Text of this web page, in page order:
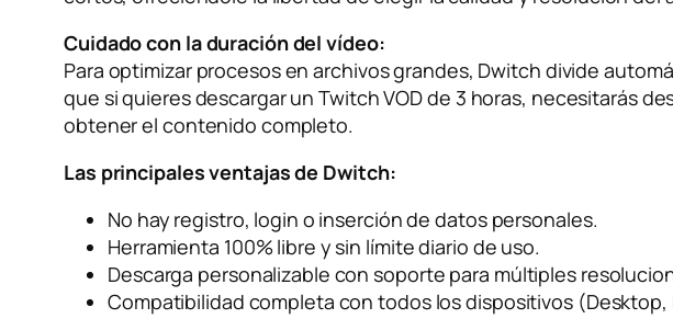
Cuidado con la duración del vídeo:
Para optimizar procesos en archivos grandes, Dwitch divide
que si quieres descargar un Twitch VOD de 3 horas, necesitarás
obtener el contenido completo.
Las principales ventajas de Dwitch:
No hay registro, login o inserción de datos personales.
Herramienta 100% libre y sin límite diario de uso.
Descarga personalizable con soporte para múltiples
Compatibilidad completa con todos los dispositivos